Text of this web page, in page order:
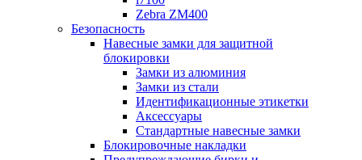
Zebra ZM400
Безопасность
Навесные замки для защитной
блокировки
Замки из алюминия
Замки из стали
Идентификационные этикетки
Аксессуары
Стандартные навесные замки
Блокировочные накладки